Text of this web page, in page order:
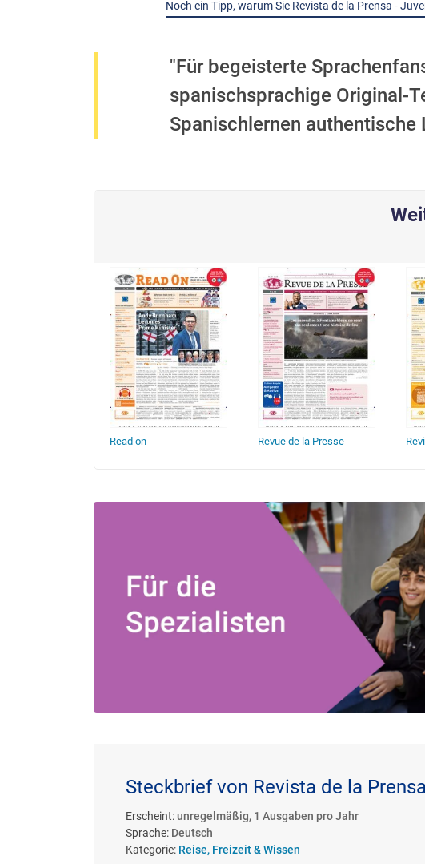
Noch ein Tipp, warum Sie Revista de la Prensa -
"Für begeisterte
spanischsprachige Original-
Spanischlernen
Read on Revue de la Presse
Steckbrief von Revista de la
Erscheint:unregelmäßig, 1 Ausgaben pro Jahr
Sprache: Deutsch
Kategorie: Reise, Freizeit & Wissen